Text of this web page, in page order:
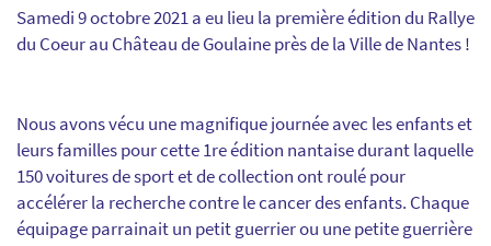
Samedi 9 octobre 2021 a eu lieu la première édition du Rallye
du Coeur au Château de Goulaineprès de laVille de Nantes!
Nous avons vécu une magnifique journée avec les enfants et
leurs familles pour cette 1re édition nantaise durant laquelle
150 voitures de sport et de collection ont roulé pour
accélérer la recherche contre le cancer des enfants. Chaque
équipage parrainait un petit guerrier ou une petite guerrière